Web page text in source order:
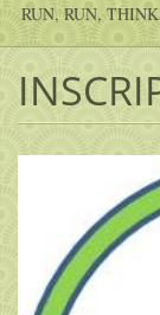
RUN, RUN,